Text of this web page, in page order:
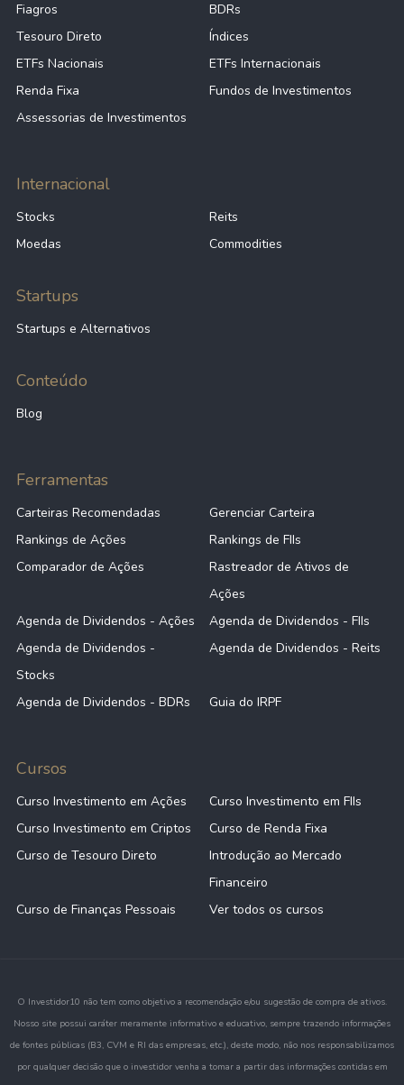
Fiagros
BDRs
Tesouro Direto
Índices
ETFs Nacionais
ETFs Internacionais
Renda Fixa
Fundos de Investimentos
Assessorias de Investimentos
Internacional
Stocks
Reits
Moedas
Commodities
Startups
Startups e Alternativos
Conteúdo
Blog
Ferramentas
Carteiras Recomendadas
Gerenciar Carteira
Rankings de Ações
Rankings de FIIs
Comparador de Ações
Rastreador de Ativos de
Ações
Agenda de Dividendos - Ações
Agenda de Dividendos - FIIs
Agenda de Dividendos -
Stocks
Agenda de Dividendos - Reits
Agenda de Dividendos - BDRs Guia do IRPF
Cursos
Curso Investimento em Ações
Curso Investimento em FIIs
Curso Investimento em Criptos
Curso de Renda Fixa
Curso de Tesouro Direto
Introdução ao Mercado
Financeiro
Curso de Finanças Pessoais
Ver todos os cursos
O Investidor10 não tem como objetivo a recomendação e/ou sugestão de compra de ativos.
Nosso site possui caráter meramente informativo e educativo, sempre trazendo informações
de fontes públicas (B3, CVM e RI das empresas, etc.), deste modo, não nos responsabilizamos
por qualquer decisão que o investidor venha a tomar a partir das informações contidas em